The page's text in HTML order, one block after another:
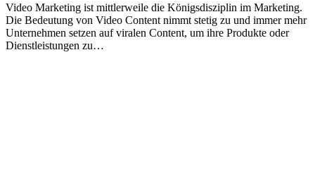
Video Marketing ist mittlerweile die Königsdisziplin im Marketing.
Die Bedeutung von Video Content nimmt stetig zu und immer mehr
Unternehmen setzen auf viralen Content, um ihre Produkte oder
Dienstleistungen zu…